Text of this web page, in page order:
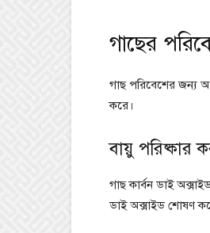
গাছের
গাছ পরিবেশের জন্য
করে।
বায়ু পরিষ্কার
গাছ কার্বন ডাই
ডাই অক্সাইড শোষণ